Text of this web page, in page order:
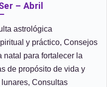
– Abril
astrológica
y práctico, Consejos
natal para fortalecer la
de propósito de vida y
Consultas